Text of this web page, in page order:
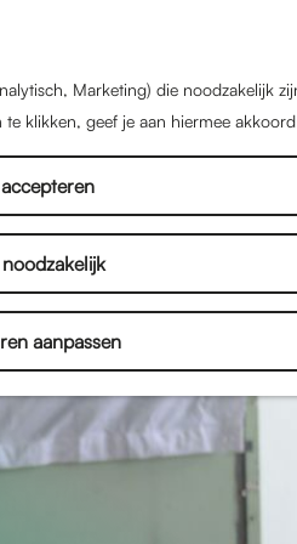
Marketing) die noodzakelijk
klikken, geef je aan hiermee
aanpassen